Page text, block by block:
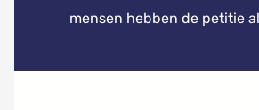
mensen hebben de petitie